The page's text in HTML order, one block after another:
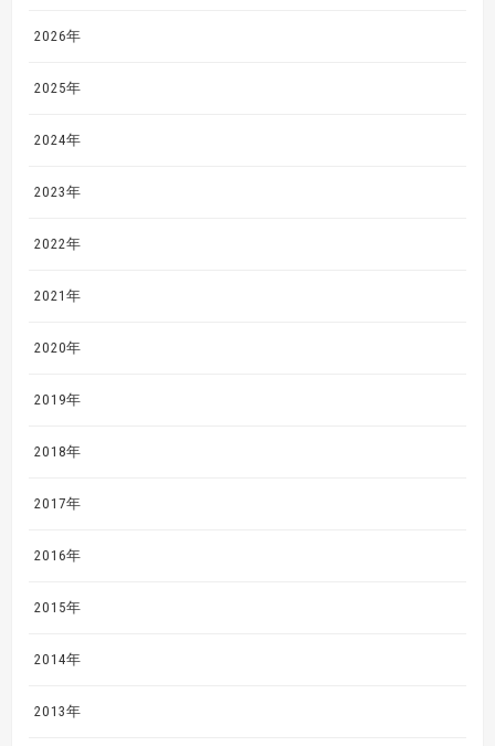
2026年
2025年
2024年
2023年
2022年
2021年
2020年
2019年
2018年
2017年
2016年
2015年
2014年
2013年